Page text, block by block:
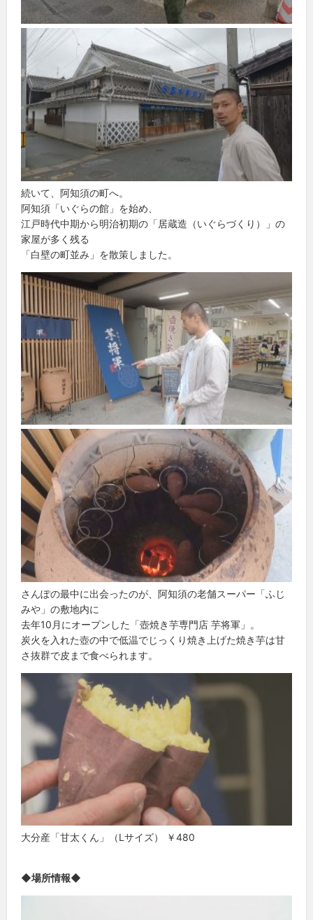
続いて、阿知須の町へ。
阿知須「いぐらの館」を始め、
江戸時代中期から明治初期の「居蔵造（いぐらづくり）」の
家屋が多く残る
「白壁の町並み」を散策しました。
さんぽの最中に出会ったのが、阿知須の老舗スーパー「ふじ
みや」の敷地内に
去年10月にオープンした「壺焼き芋専門店 芋将軍」。
炭火を入れた壺の中で低温でじっくり焼き上げた焼き芋は甘
さ抜群で皮まで食べられます。
大分産「甘太くん」（Lサイズ） ￥480
◆場所情報◆